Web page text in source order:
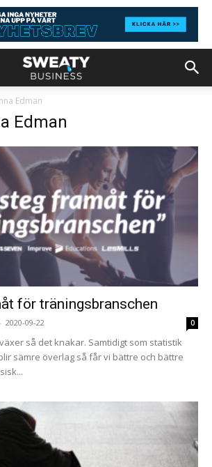
Edman
Edman
för träningsbranschen
- 2020-09-22 0
så det knakar. Samtidigt som statistik
sämre överlag så får vi bättre och bättre